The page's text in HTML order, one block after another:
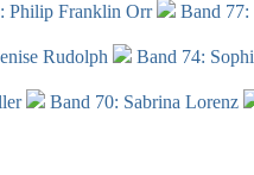
Philip Franklin Orr
Band
Rudolph
Band 74:
Band 70: Sabrina Lorenz